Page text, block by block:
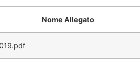
Nome Allegato